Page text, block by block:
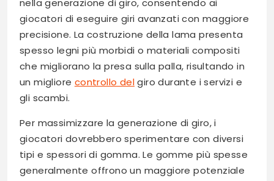
nella generazione di giro, consentendo ai
giocatori di eseguire giri avanzati con maggiore
precisione. La costruzione della lama presenta
spesso legni più morbidi o materiali compositi
che migliorano la presa sulla palla, risultando in
un migliore controllo delgiro durante i servizi e
gli scambi.
Per massimizzare la generazione di giro, i
giocatori dovrebbero sperimentare con diversi
tipi e spessori di gomma. Le gomme più spesse
generalmente offrono un maggiore potenziale